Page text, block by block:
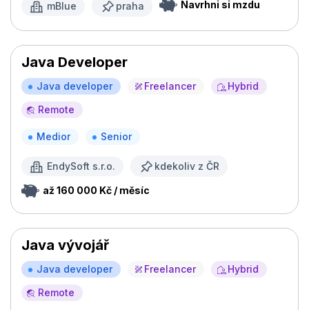
mBlue praha Navrhni si mzdu
Java Developer
Java developer Freelancer
Hybrid
Remote
Medior Senior
EndySoft s.r.o. kdekoliv z ČR
až 160 000 Kč / měsíc
Java vývojář
Java developer Freelancer
Hybrid
Remote